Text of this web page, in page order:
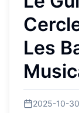
Les
2025-10-30